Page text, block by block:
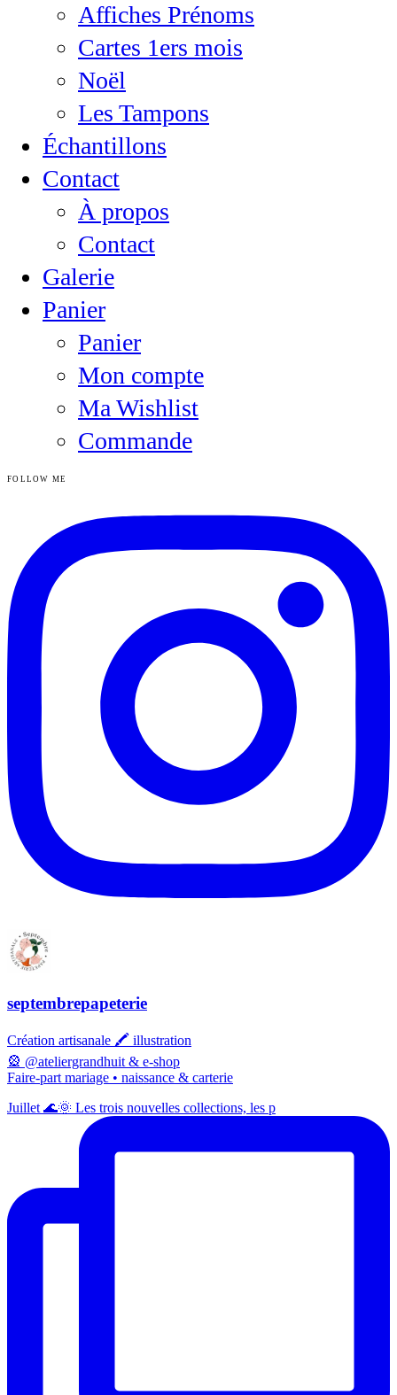
Affiches Prénoms
Cartes 1ers mois
Noël
Les Tampons
Échantillons
Contact
À propos
Contact
Galerie
Panier
Panier
Mon compte
Ma Wishlist
Commande
FOLLOW ME
septembrepapeterie
Création artisanale 🖍️ illustration
🎡 @ateliergrandhuit & e-shop
Faire-part mariage • naissance & carterie
Juillet 🌊🌞 Les trois nouvelles collections, les p